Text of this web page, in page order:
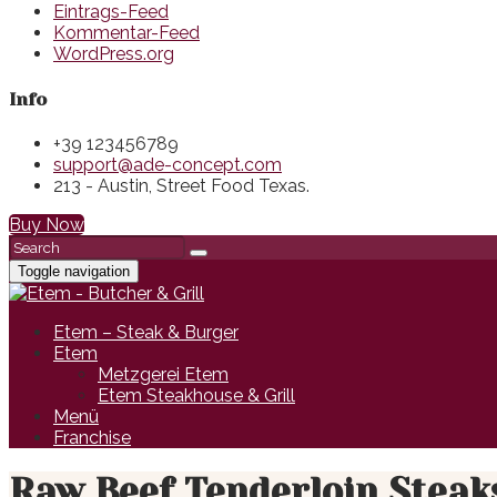
Eintrags-Feed
Kommentar-Feed
WordPress.org
Info
+39 123456789
support@ade-concept.com
213 - Austin, Street Food Texas.
Buy Now
Toggle navigation
Etem – Steak & Burger
Etem
Metzgerei Etem
Etem Steakhouse & Grill
Menü
Franchise